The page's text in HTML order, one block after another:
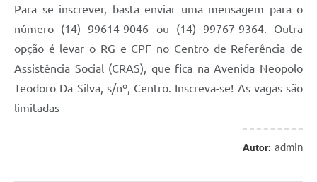
Para se inscrever, basta enviar uma mensagem para o
número (14) 99614-9046 ou (14) 99767-9364. Outra
opção é levar o RG e CPF no Centro de Referência de
Assistência Social (CRAS), que fica na Avenida Neopolo
Teodoro Da Silva, s/nº, Centro. Inscreva-se! As vagas são
limitadas
Autor: admin